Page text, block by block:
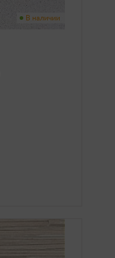
В наличии